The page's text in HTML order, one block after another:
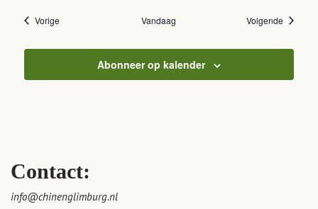
Vorige Vandaag Volgende
Abonneer op kalender
Contact:
info@chinenglimburg.nl